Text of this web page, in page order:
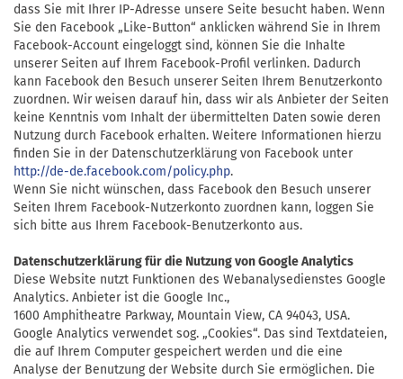
dass Sie mit Ihrer IP-Adresse unsere Seite besucht haben. Wenn
Sie den Facebook „Like-Button“ anklicken während Sie in Ihrem
Facebook-Account eingeloggt sind, können Sie die Inhalte
unserer Seiten auf Ihrem Facebook-Profil verlinken. Dadurch
kann Facebook den Besuch unserer Seiten Ihrem Benutzerkonto
zuordnen. Wir weisen darauf hin, dass wir als Anbieter der Seiten
keine Kenntnis vom Inhalt der übermittelten Daten sowie deren
Nutzung durch Facebook erhalten. Weitere Informationen hierzu
finden Sie in der Datenschutzerklärung von Facebook unter
http://de-de.facebook.com/policy.php.
Wenn Sie nicht wünschen, dass Facebook den Besuch unserer
Seiten Ihrem Facebook-Nutzerkonto zuordnen kann, loggen Sie
sich bitte aus Ihrem Facebook-Benutzerkonto aus.
Datenschutzerklärung für die Nutzung von Google Analytics
Diese Website nutzt Funktionen des Webanalysedienstes Google
Analytics. Anbieter ist die Google Inc.,
1600 Amphitheatre Parkway, Mountain View, CA 94043, USA.
Google Analytics verwendet sog. „Cookies“. Das sind Textdateien,
die auf Ihrem Computer gespeichert werden und die eine
Analyse der Benutzung der Website durch Sie ermöglichen. Die